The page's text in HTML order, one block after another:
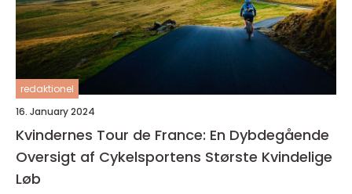
redaktionel
16. January 2024
Kvindernes Tour de France: En Dybdegående
Oversigt af Cykelsportens Største Kvindelige
Løb